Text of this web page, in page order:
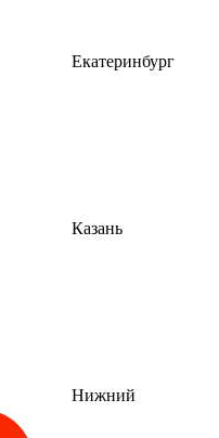
Екатеринбург
Казань
Нижний